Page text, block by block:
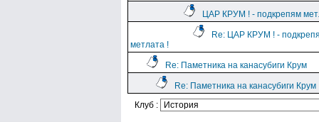
ЦАР КРУМ ! - подкрепям
Re: ЦАР КРУМ ! -
метлата !
Re: Паметника на канасубиги Крум
Re: Паметника на канасубиги Крум
Клуб :